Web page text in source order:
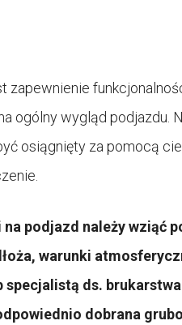
zapewnienie
ogólny wygląd
osiągnięty za pomocą
podjazd należy wziąć
warunki
ds.
dobrana